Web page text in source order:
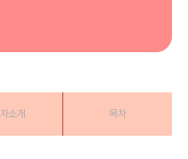
소개 목차